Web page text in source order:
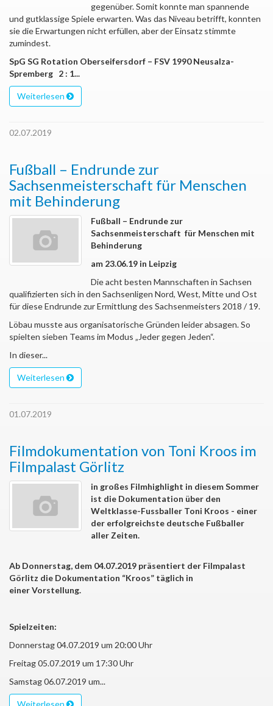
gegenüber. Somit konnte man spannende
und gutklassige Spiele erwarten. Was das Niveau betrifft, konnten
sie die Erwartungen nicht erfüllen, aber der Einsatz stimmte
zumindest.
SpG SG Rotation Oberseifersdorf – FSV 1990 Neusalza-
Spremberg 2 : 1...
Weiterlesen
02.07.2019
Fußball – Endrunde zur
Sachsenmeisterschaft für Menschen
mit Behinderung
Fußball – Endrunde zur
Sachsenmeisterschaft für Menschen mit
Behinderung
am 23.06.19 in Leipzig
Die acht besten Mannschaften in Sachsen
qualifizierten sich in den Sachsenligen Nord, West, Mitte und Ost
für diese Endrunde zur Ermittlung des Sachsenmeisters 2018 / 19.
Löbau musste aus organisatorische Gründen leider absagen. So
spielten sieben Teams im Modus „Jeder gegen Jeden“.
In dieser...
Weiterlesen
01.07.2019
Filmdokumentation von Toni Kroos im
Filmpalast Görlitz
in großes Filmhighlight in diesem Sommer
ist die Dokumentation über den
Weltklasse-Fussballer Toni Kroos - einer
der erfolgreichste deutsche Fußballer
aller Zeiten.
Ab Donnerstag, dem 04.07.2019 präsentiert der Filmpalast
Görlitz die Dokumentation “Kroos” täglich in
einer Vorstellung.
Spielzeiten:
Donnerstag 04.07.2019 um 20:00 Uhr
Freitag 05.07.2019 um 17:30 Uhr
Samstag 06.07.2019 um...
Weiterlesen